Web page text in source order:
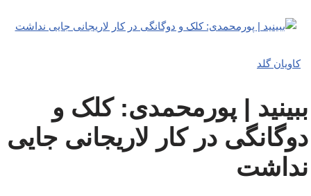
کاویان گلد
ببینید | پورمحمدی: کلک و
دوگانگی در کار لاریجانی جایی
نداشت